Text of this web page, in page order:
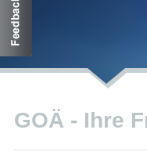
GOÄ - Ihre